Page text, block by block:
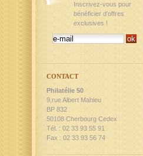
Inscrivez-vous pour
bénéficier d'offres
exclusives !
CONTACT
Philatélie 50
9,rue Albert Mahieu
BP 832
50108 Cherbourg Cedex
Tél. : 02 33 93 55 91
Fax : 02 33 93 56 74